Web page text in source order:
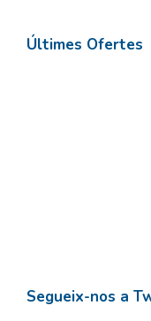
Últimes Ofertes
Segueix-nos a